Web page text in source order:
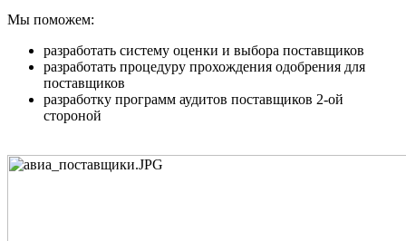
Мы поможем:
разработать систему оценки и выбора поставщиков
разработать процедуру прохождения одобрения для
поставщиков
разработку программ аудитов поставщиков 2-ой
стороной